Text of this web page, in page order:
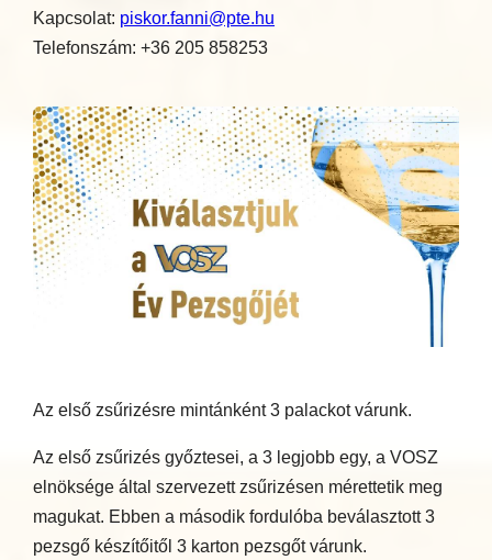
Kapcsolat: piskor.fanni@pte.hu
Telefonszám: +36 205 858253
Az első zsűrizésre mintánként 3 palackot várunk.
Az első zsűrizés győztesei, a 3 legjobb egy, a VOSZ
elnöksége által szervezett zsűrizésen mérettetik meg
magukat. Ebben a második fordulóba beválasztott 3
pezsgő készítőitől 3 karton pezsgőt várunk.